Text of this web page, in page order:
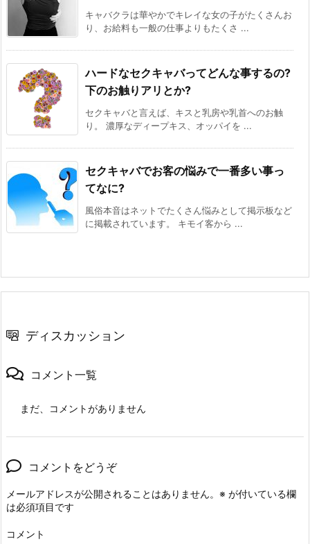
キャバクラは華やかでキレイな女の子がたくさんお
り、お給料も一般の仕事よりもたくさ ...
ハードなセクキャバってどんな事するの?
下のお触りアリとか?
セクキャバと言えば、キスと乳房や乳首へのお触
り。 濃厚なディープキス、オッパイを ...
セクキャバでお客の悩みで一番多い事っ
てなに?
風俗本音はネットでたくさん悩みとして掲示板など
に掲載されています。 キモイ客から ...
ディスカッション
コメント一覧
まだ、コメントがありません
コメントをどうぞ
メールアドレスが公開されることはありません。 ※ が付いている欄
は必須項目です
コメント